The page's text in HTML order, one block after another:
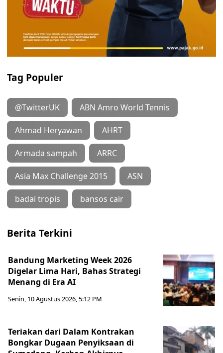
Tag Populer
@TwitterUK ABN Amro World Tennis
Ahmad Heryawan AHRT
Armada sampah ARRC
Asia Max Challenge 2015 ASN
badai tropis bansos cair
Berita Terkini
Bandung Marketing Week 2026
Digelar Lima Hari, Bahas Strategi
Menang di Era AI
Senin, 10 Agustus 2026, 5:12 PM
Teriakan dari Dalam Kontrakan
Bongkar Dugaan Penyiksaan di